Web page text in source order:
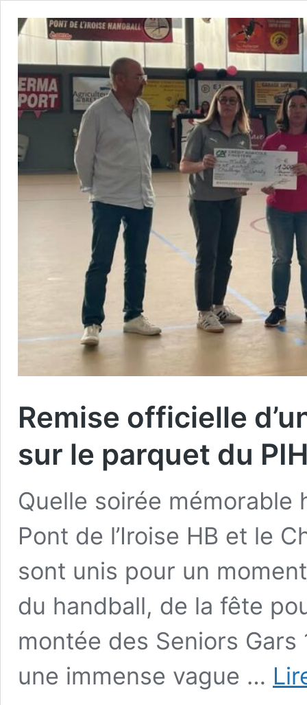
Remise officielle
sur le parquet du
Quelle soirée mémorable
Pont de l’Iroise HB et le
sont unis pour un
du handball, de la fête
montée des Seniors
une immense vague …